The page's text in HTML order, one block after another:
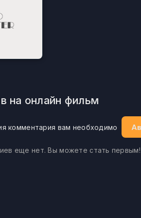
на онлайн фильм
комментария вам необходимо
еще нет. Вы можете стать первым!